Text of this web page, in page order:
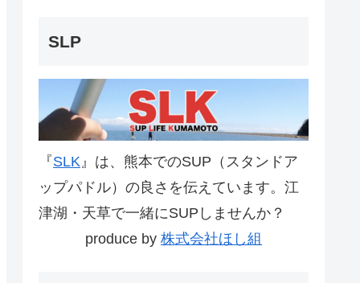
SLP
『SLK 』は、熊本でのSUP（スタンドア
ップパドル）の良さを伝えています。江
津湖・天草で一緒にSUPしませんか？
produce by 株式会社ほし組